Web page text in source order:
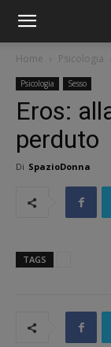
Home Psicologia
Psicologia Sesso
Eros:
perduto
Di SpazioDonna
TAGS